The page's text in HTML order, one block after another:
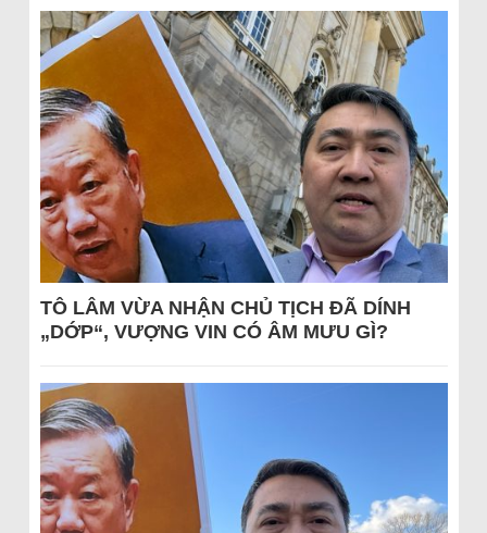
TÔ LÂM VỪA NHẬN CHỦ TỊCH ĐÃ DÍNH
„DỚP“, VƯỢNG VIN CÓ ÂM MƯU GÌ?